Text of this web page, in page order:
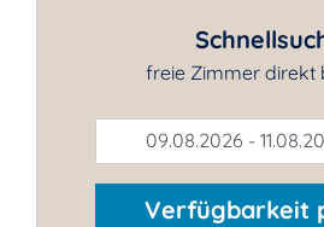
freie Zimmer direkt
09.08.2026 -
Verfügbarkeit